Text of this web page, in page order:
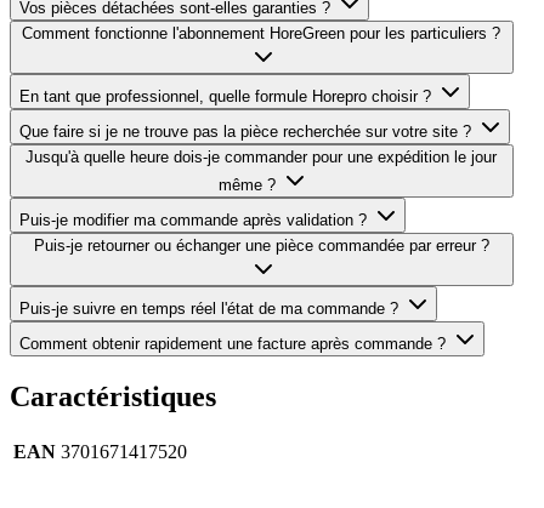
Vos pièces détachées sont-elles garanties ?
Comment fonctionne l'abonnement HoreGreen pour les particuliers ?
En tant que professionnel, quelle formule Horepro choisir ?
Que faire si je ne trouve pas la pièce recherchée sur votre site ?
Jusqu'à quelle heure dois-je commander pour une expédition le jour
même ?
Puis-je modifier ma commande après validation ?
Puis-je retourner ou échanger une pièce commandée par erreur ?
Puis-je suivre en temps réel l'état de ma commande ?
Comment obtenir rapidement une facture après commande ?
Caractéristiques
EAN 3701671417520